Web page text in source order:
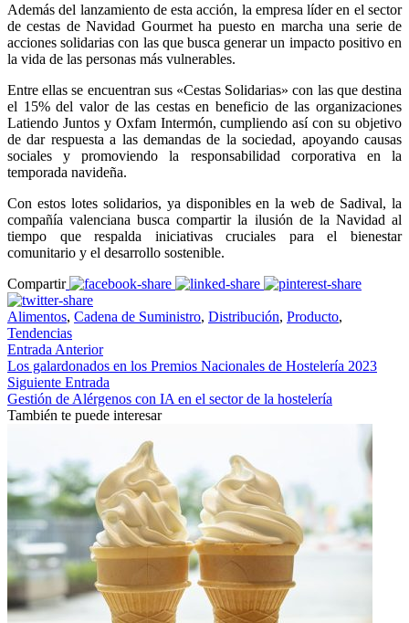
Además del lanzamiento de esta acción, la empresa líder en el sector
de cestas de Navidad Gourmet ha puesto en marcha una serie de
acciones solidarias con las que busca generar un impacto positivo en
la vida de las personas más vulnerables.
Entre ellas se encuentran sus «Cestas Solidarias» con las que destina
el 15% del valor de las cestas en beneficio de las organizaciones
Latiendo Juntos y Oxfam Intermón, cumpliendo así con su objetivo
de dar respuesta a las demandas de la sociedad, apoyando causas
sociales y promoviendo la responsabilidad corporativa en la
temporada navideña.
Con estos lotes solidarios, ya disponibles en la web de Sadival, la
compañía valenciana busca compartir la ilusión de la Navidad al
tiempo que respalda iniciativas cruciales para el bienestar
comunitario y el desarrollo sostenible.
Compartir
Alimentos, Cadena de Suministro, Distribución, Producto,
Tendencias
Entrada Anterior
Los galardonados en los Premios Nacionales de Hostelería 2023
Siguiente Entrada
Gestión de Alérgenos con IA en el sector de la hostelería
También te puede interesar